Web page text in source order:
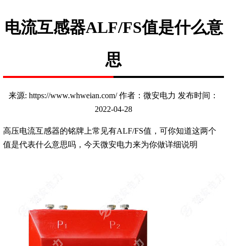
电流互感器ALF/FS值是什么意
思
来源: https://www.whweian.com/ 作者：微安电力 发布时间：
2022-04-28
高压电流互感器的铭牌上常见有ALF/FS值，可你知道这两个
值是代表什么意思吗，今天微安电力来为你做详细说明